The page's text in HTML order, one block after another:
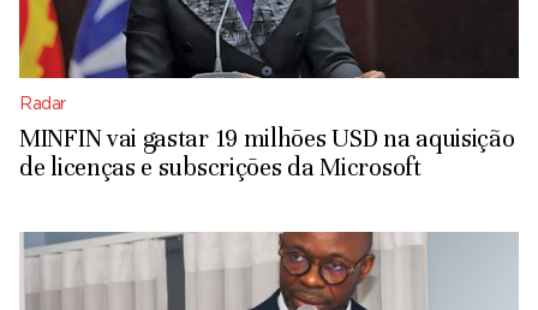
Radar
MINFIN vai gastar 19 milhões USD na aquisição
de licenças e subscrições da Microsoft